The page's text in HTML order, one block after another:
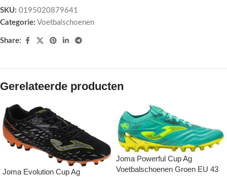
SKU: 0195020879641
Categorie: Voetbalschoenen
Share:
Gerelateerde producten
Joma Evolution Cup Ag
Joma Powerful Cup Ag
Voetbalschoenen Groen EU 43